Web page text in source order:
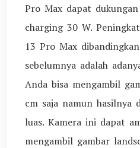
Pro Max dapat
charging 30 W.
13 Pro Max
sebelumnya adalah
Anda bisa mengambil
cm saja namun hasilnya
luas. Kamera ini dapat
mengambil gambar